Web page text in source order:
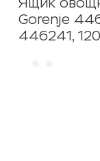
Gorenje
446241,